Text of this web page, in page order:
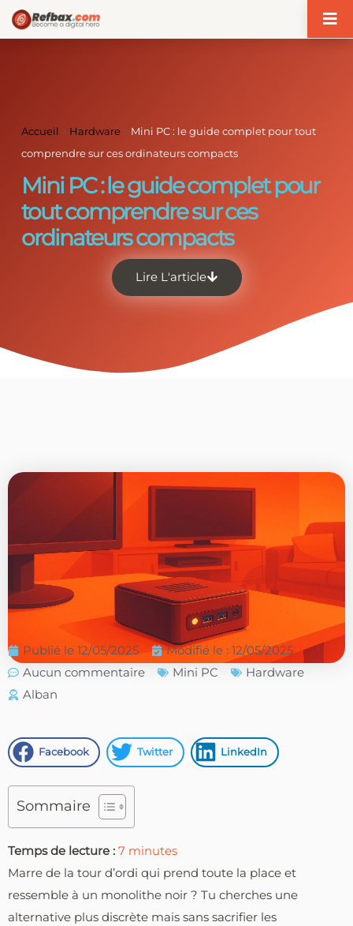
Accueil > Hardware > Mini PC : le guide complet pour tout
comprendre sur ces ordinateurs compacts
Mini PC : le guide complet pour
tout comprendre sur ces
ordinateurs compacts
Lire L'article
Publié le 12/05/2025
Modifié le : 12/05/2025
Aucun commentaire
Mini PC
Hardware
Alban
Facebook Twitter LinkedIn
Sommaire
Temps de lecture : 7 minutes
Marre de la tour d’ordi qui prend toute la place et
ressemble à un monolithe noir ? Tu cherches une
alternative plus discrète mais sans sacrifier les
Panneau de gestion des cookies